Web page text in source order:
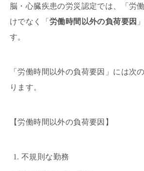
脳・心臓疾患の労災認定では、「労
けでなく「 労働時間以外の負荷要因
す。
「労働時間以外の負荷要因」には次
ります。
【労働時間以外の負荷要因】
不規則な勤務